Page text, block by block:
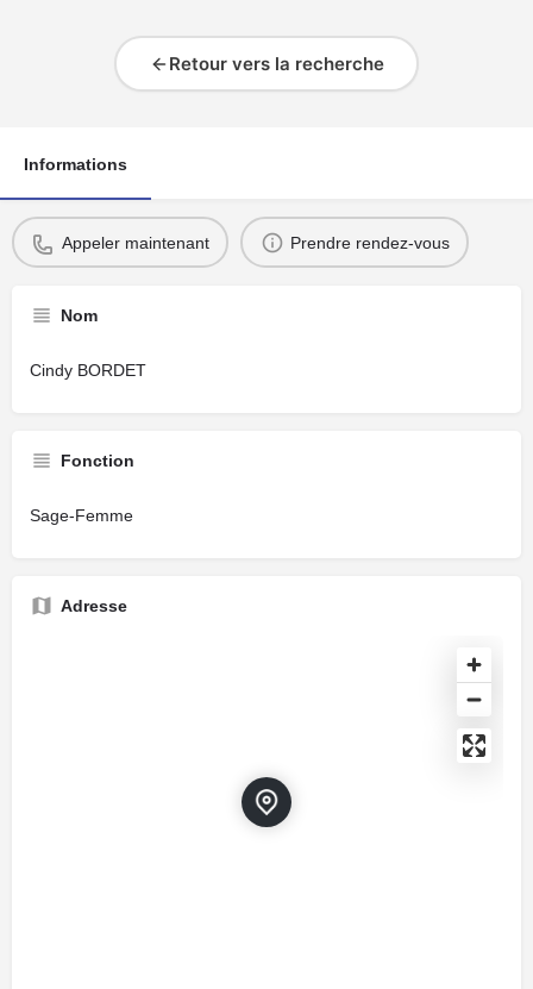
Retour vers la recherche
Informations
Appeler maintenant Prendre rendez-vous
Nom
Cindy BORDET
Fonction
Sage-Femme
Adresse